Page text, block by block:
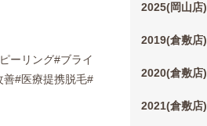
ーリング#ブライ
善#医療提携脱毛#
2025(岡山店)
2019(倉敷店)
2020(倉敷店)
2021(倉敷店)